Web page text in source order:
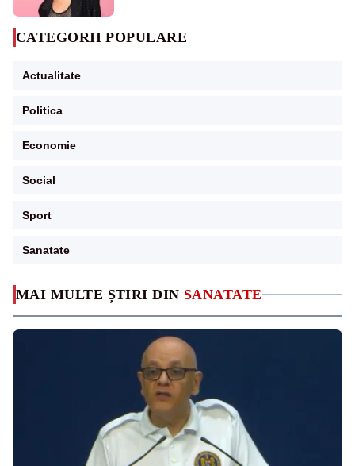
MAI MULTE ȘTIRI DIN SANATATE
CATEGORII POPULARE
Actualitate
Politica
Economie
Social
Sport
Sanatate